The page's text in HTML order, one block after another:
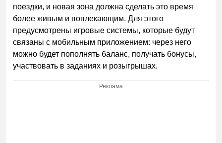
поездки, и новая зона должна сделать это время
более живым и вовлекающим. Для этого
предусмотрены игровые системы, которые будут
связаны с мобильным приложением: через него
можно будет пополнять баланс, получать бонусы,
участвовать в заданиях и розыгрышах.
Реклама